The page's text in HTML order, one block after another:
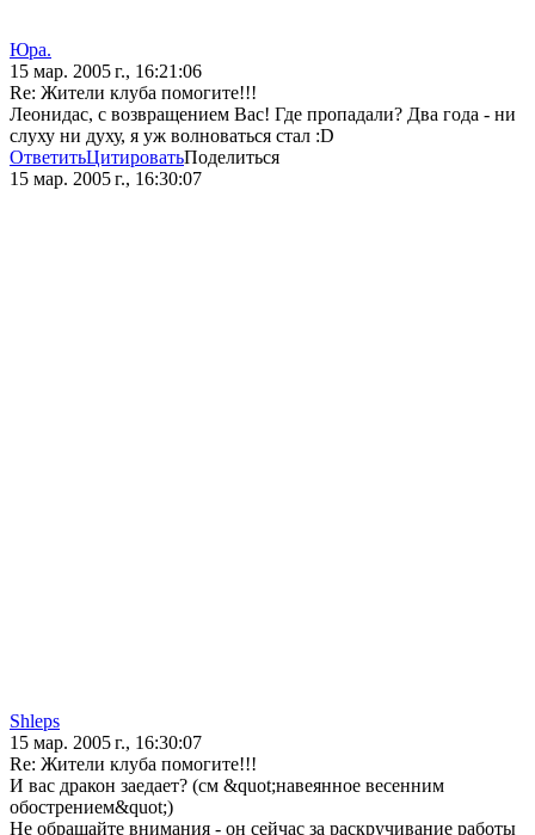
Юра.
15 мар. 2005 г., 16:21:06
Re: Жители клуба помогите!!!
Леонидас, с возвращением Вас! Где пропадали? Два года - ни
слуху ни духу, я уж волноваться стал :D
ОтветитьЦитироватьПоделиться
15 мар. 2005 г., 16:30:07
Shleps
15 мар. 2005 г., 16:30:07
Re: Жители клуба помогите!!!
И вас дракон заедает? (см &quot;навеянное весенним
обострением&quot;)
Не обращайте внимания - он сейчас за раскручивание работы